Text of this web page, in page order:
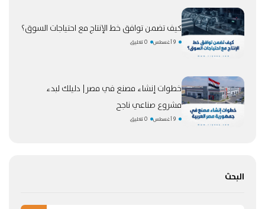
كيف تضمن توافق خط الإنتاج مع احتياجات السوق؟
9 أغسطس 0 تعليق
خطوات إنشاء مصنع في مصر| دليلك لبدء
مشروع صناعي ناجح
9 أغسطس 0 تعليق
البحث